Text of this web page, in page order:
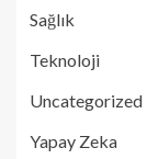
Sağlık
Teknoloji
Uncategorized
Yapay Zeka